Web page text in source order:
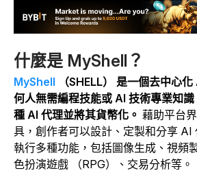
什麼是 MyShell？
MyShell
（SHELL） 是一個去中心
何人無需編程技能或 AI 技術專業知
種 AI 代理並將其貨幣化。 藉助平台
具，創作者可以設計、定製和分享 AI
執行多種功能，包括圖像生成、視頻
色扮演遊戲 （RPG）、交易分析等。